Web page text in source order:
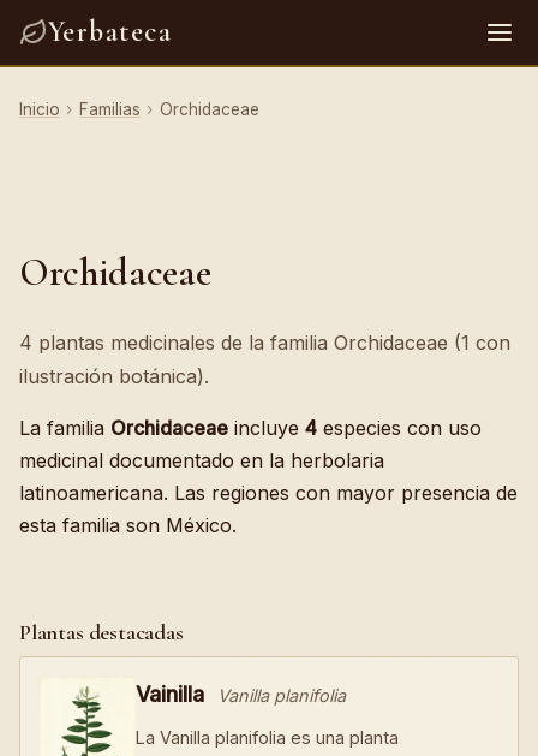
Yerbateca
Inicio › Familias › Orchidaceae
Orchidaceae
4 plantas medicinales de la familia Orchidaceae (1 con
ilustración botánica).
La familia Orchidaceae incluye 4 especies con uso
medicinal documentado en la herbolaria
latinoamericana. Las regiones con mayor presencia de
esta familia son México.
Plantas destacadas
Vainilla Vanilla planifolia
La Vanilla planifolia es una planta